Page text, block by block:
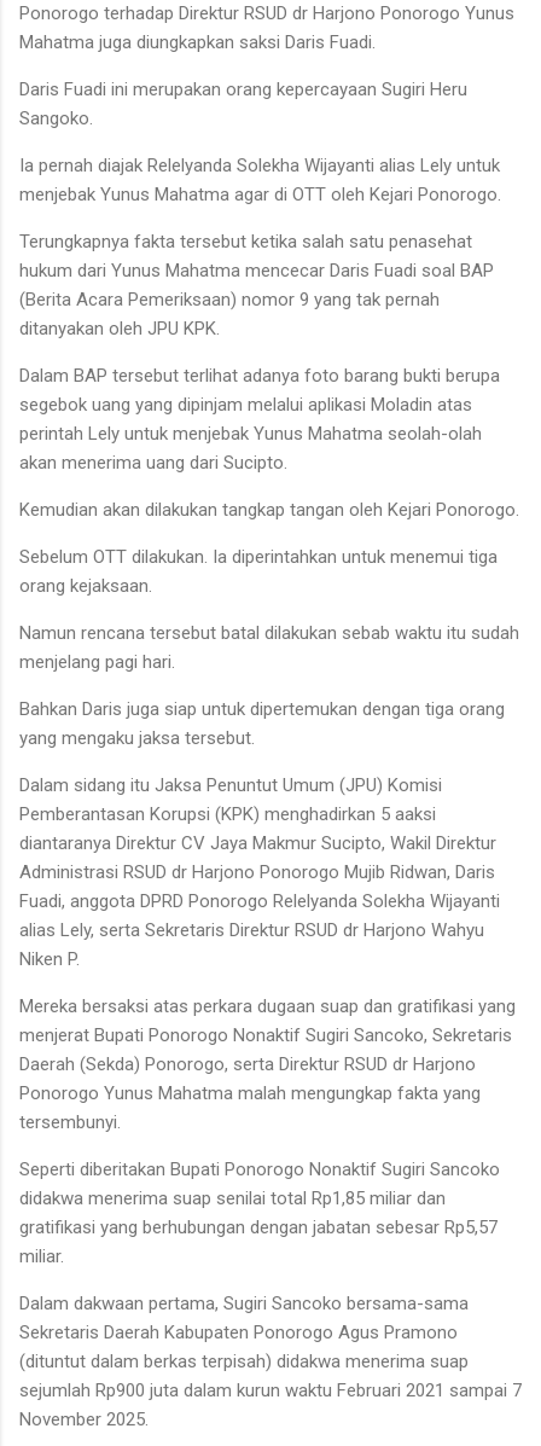
Ponorogo terhadap Direktur RSUD dr Harjono Ponorogo Yunus
Mahatma juga diungkapkan saksi Daris Fuadi.
Daris Fuadi ini merupakan orang kepercayaan Sugiri Heru
Sangoko.
Ia pernah diajak Relelyanda Solekha Wijayanti alias Lely untuk
menjebak Yunus Mahatma agar di OTT oleh Kejari Ponorogo.
Terungkapnya fakta tersebut ketika salah satu penasehat
hukum dari Yunus Mahatma mencecar Daris Fuadi soal BAP
(Berita Acara Pemeriksaan) nomor 9 yang tak pernah
ditanyakan oleh JPU KPK.
Dalam BAP tersebut terlihat adanya foto barang bukti berupa
segebok uang yang dipinjam melalui aplikasi Moladin atas
perintah Lely untuk menjebak Yunus Mahatma seolah-olah
akan menerima uang dari Sucipto.
Kemudian akan dilakukan tangkap tangan oleh Kejari Ponorogo.
Sebelum OTT dilakukan. Ia diperintahkan untuk menemui tiga
orang kejaksaan.
Namun rencana tersebut batal dilakukan sebab waktu itu sudah
menjelang pagi hari.
Bahkan Daris juga siap untuk dipertemukan dengan tiga orang
yang mengaku jaksa tersebut.
Dalam sidang itu Jaksa Penuntut Umum (JPU) Komisi
Pemberantasan Korupsi (KPK) menghadirkan 5 aaksi
diantaranya Direktur CV Jaya Makmur Sucipto, Wakil Direktur
Administrasi RSUD dr Harjono Ponorogo Mujib Ridwan, Daris
Fuadi, anggota DPRD Ponorogo Relelyanda Solekha Wijayanti
alias Lely, serta Sekretaris Direktur RSUD dr Harjono Wahyu
Niken P.
Mereka bersaksi atas perkara dugaan suap dan gratifikasi yang
menjerat Bupati Ponorogo Nonaktif Sugiri Sancoko, Sekretaris
Daerah (Sekda) Ponorogo, serta Direktur RSUD dr Harjono
Ponorogo Yunus Mahatma malah mengungkap fakta yang
tersembunyi.
Seperti diberitakan Bupati Ponorogo Nonaktif Sugiri Sancoko
didakwa menerima suap senilai total Rp1,85 miliar dan
gratifikasi yang berhubungan dengan jabatan sebesar Rp5,57
miliar.
Dalam dakwaan pertama, Sugiri Sancoko bersama-sama
Sekretaris Daerah Kabupaten Ponorogo Agus Pramono
(dituntut dalam berkas terpisah) didakwa menerima suap
sejumlah Rp900 juta dalam kurun waktu Februari 2021 sampai 7
November 2025.